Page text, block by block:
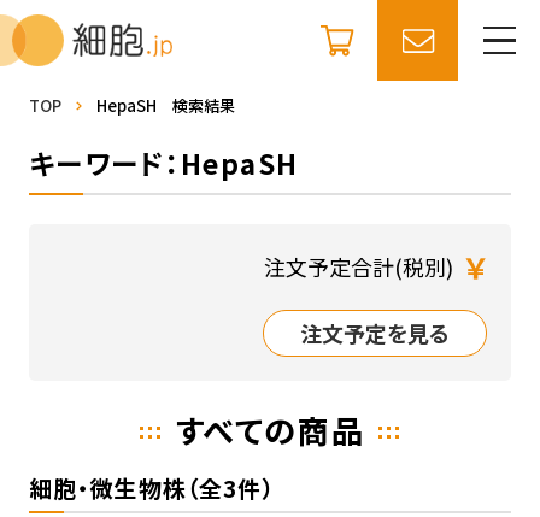
TOP HepaSH 検索結果
キーワード：HepaSH
注文予定合計(税別) ￥
注文予定を見る
すべての商品
細胞・微生物株（全3件）